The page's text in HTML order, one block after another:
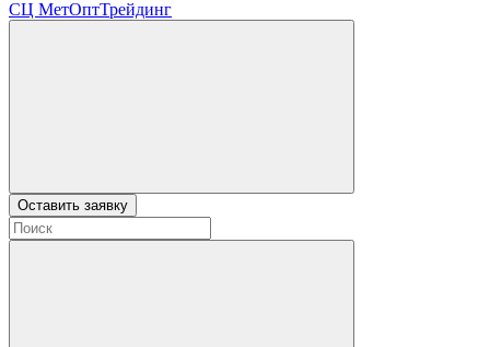
СЦ МетОптТрейдинг
Оставить заявку